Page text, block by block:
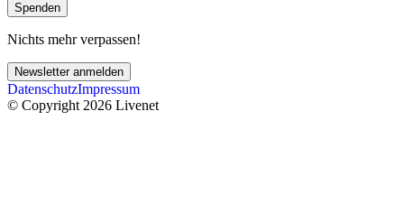
Spenden
Nichts mehr verpassen!
Newsletter anmelden
DatenschutzImpressum
© Copyright 2026 Livenet